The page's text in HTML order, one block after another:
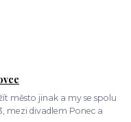
město jinak a my se spolu
mezi divadlem Ponec a